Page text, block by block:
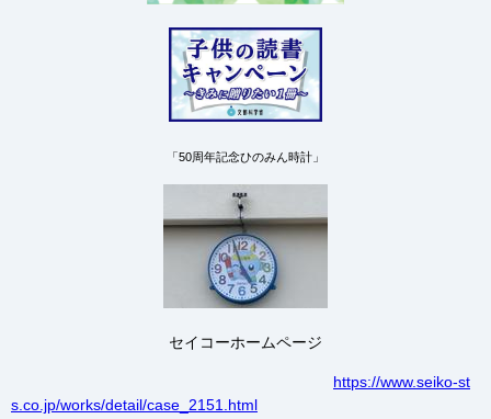
「50周年記念ひのみん時計」
セイコーホームページ
https://www.seiko-st
s.co.jp/works/detail/case_2151.html